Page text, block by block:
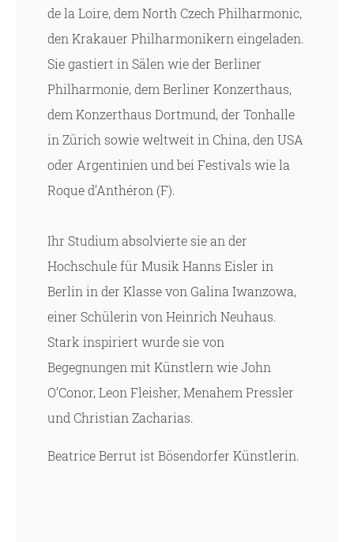
de la Loire, dem North Czech Philharmonic,
den Krakauer Philharmonikern eingeladen.
Sie gastiert in Sälen wie der Berliner
Philharmonie, dem Berliner Konzerthaus,
dem Konzerthaus Dortmund, der Tonhalle
in Zürich sowie weltweit in China, den USA
oder Argentinien und bei Festivals wie la
Roque d’Anthéron (F).
Ihr Studium absolvierte sie an der
Hochschule für Musik Hanns Eisler in
Berlin in der Klasse von Galina Iwanzowa,
einer Schülerin von Heinrich Neuhaus.
Stark inspiriert wurde sie von
Begegnungen mit Künstlern wie John
O’Conor, Leon Fleisher, Menahem Pressler
und Christian Zacharias.
Beatrice Berrut ist Bösendorfer Künstlerin.